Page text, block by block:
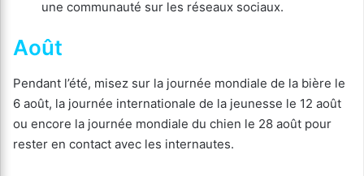
une communauté sur les réseaux sociaux.
Août
Pendant l’été, misez sur la journée mondiale de la bière le
6 août, la journée internationale de la jeunesse le 12 août
ou encore la journée mondiale du chien le 28 août pour
rester en contact avec les internautes.